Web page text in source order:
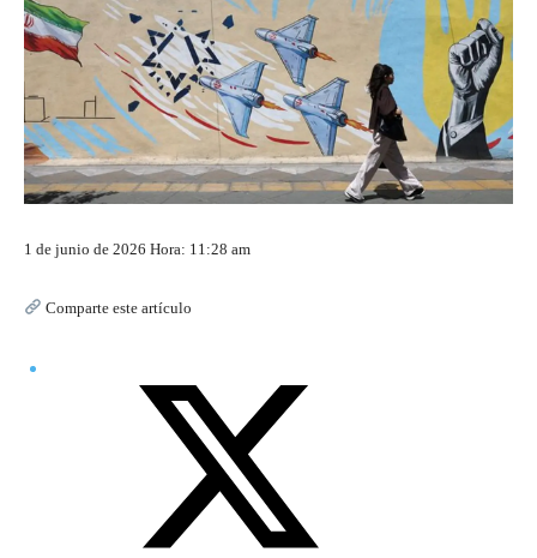
1 de junio de 2026 Hora: 11:28 am
Comparte este artículo